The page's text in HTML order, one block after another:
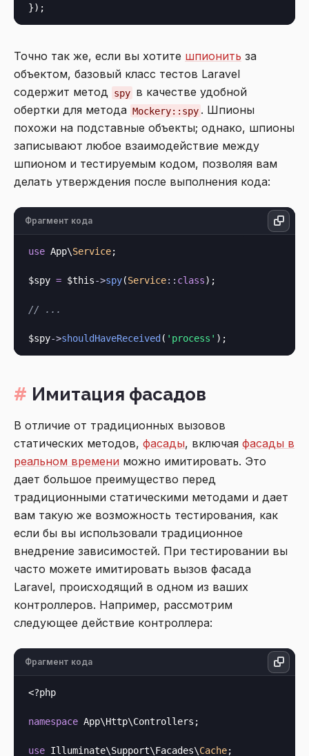
Точно так же, если вы хотите шпионить за
объектом, базовый класс тестов Laravel
содержит метод spy в качестве удобной
обертки для метода Mockery::spy . Шпионы
похожи на подставные объекты; однако, шпионы
записывают любое взаимодействие между
шпионом и тестируемым кодом, позволяя вам
делать утверждения после выполнения кода:
Фрагмент кода
use App\Service;
$spy = $this->spy(Service:: class);
// ...
$spy->shouldHaveReceived ( 'process'
Имитация фасадов
В отличие от традиционных вызовов
статических методов, фасады, включая фасады в
реальном времени можно имитировать. Это
дает большое преимущество перед
традиционными статическими методами и дает
вам такую же возможность тестирования, как
если бы вы использовали традиционное
внедрение зависимостей. При тестировании вы
часто можете имитировать вызов фасада
Laravel, происходящий в одном из ваших
контроллеров. Например, рассмотрим
следующее действие контроллера:
Фрагмент кода
<?php
namespace App\Http\Controllers;
use Illuminate\Support\Facades\Cache;